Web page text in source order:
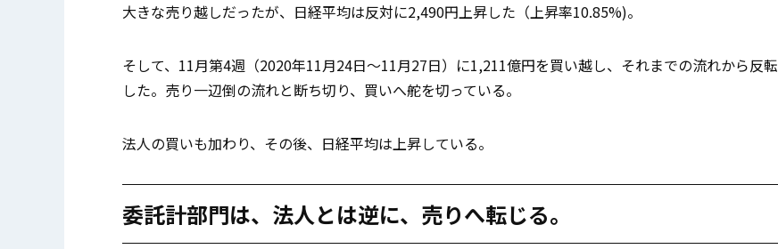
大きな売り越しだったが、日経平均は反対に2,490円上昇した（上昇率10.85%)。
そして、11月第4週（2020年11月24日～11月27日）に1,211億円を買い越し、それまでの流れから反転
した。売り一辺倒の流れと断ち切り、買いへ舵を切っている。
法人の買いも加わり、その後、日経平均は上昇している。
委託計部門は、法人とは逆に、売りへ転じる。